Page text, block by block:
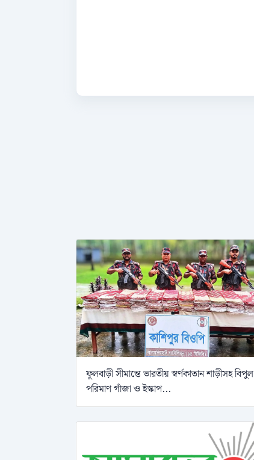
ফুলবাড়ী সীমান্তে ভারতীয় স্বর্ণকাতান শাড়ীসহ বিপুল
পরিমাণ গাঁজা ও ইস্কাপ...